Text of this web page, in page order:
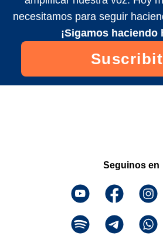
necesitamos para seguir
¡Sigamos haciendo
Seguinos en